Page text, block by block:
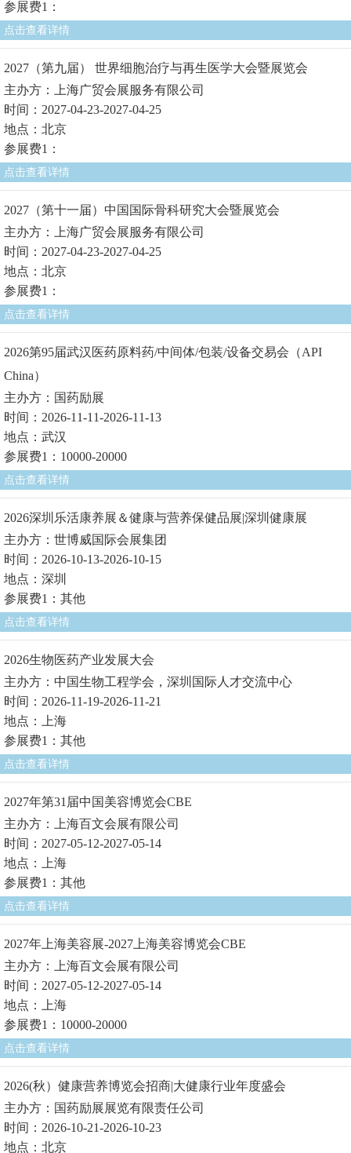
参展费1：
点击查看详情
2027（第九届） 世界细胞治疗与再生医学大会暨展览会
主办方：上海广贸会展服务有限公司
时间：2027-04-23-2027-04-25
地点：北京
参展费1：
点击查看详情
2027（第十一届）中国国际骨科研究大会暨展览会
主办方：上海广贸会展服务有限公司
时间：2027-04-23-2027-04-25
地点：北京
参展费1：
点击查看详情
2026第95届武汉医药原料药/中间体/包装/设备交易会（API
China）
主办方：国药励展
时间：2026-11-11-2026-11-13
地点：武汉
参展费1：10000-20000
点击查看详情
2026深圳乐活康养展＆健康与营养保健品展|深圳健康展
主办方：世博威国际会展集团
时间：2026-10-13-2026-10-15
地点：深圳
参展费1：其他
点击查看详情
2026生物医药产业发展大会
主办方：中国生物工程学会，深圳国际人才交流中心
时间：2026-11-19-2026-11-21
地点：上海
参展费1：其他
点击查看详情
2027年第31届中国美容博览会CBE
主办方：上海百文会展有限公司
时间：2027-05-12-2027-05-14
地点：上海
参展费1：其他
点击查看详情
2027年上海美容展-2027上海美容博览会CBE
主办方：上海百文会展有限公司
时间：2027-05-12-2027-05-14
地点：上海
参展费1：10000-20000
点击查看详情
2026(秋）健康营养博览会招商|大健康行业年度盛会
主办方：国药励展展览有限责任公司
时间：2026-10-21-2026-10-23
地点：北京